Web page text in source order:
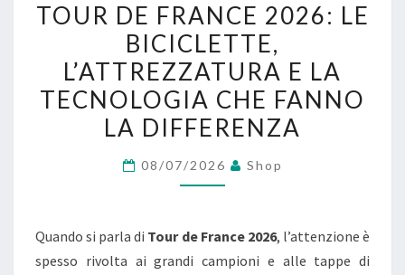
O
U
R
D
E
F
R
A
C
E
TOUR DE FRANCE 2026: LE
BICICLETTE,
L’ATTREZZATURA E LA
TECNOLOGIA CHE FANNO
LA DIFFERENZA
08/07/2026 Shop
Quando si parla di Tour de France 2026, l’attenzione è
spesso rivolta ai grandi campioni e alle tappe di